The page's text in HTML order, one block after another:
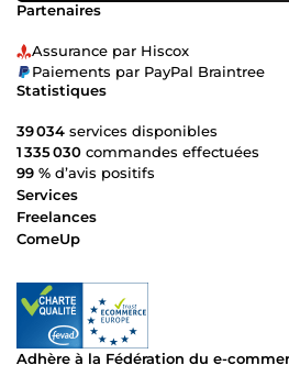
Partenaires
Assurance par Hiscox
Paiements par PayPal Braintree
Statistiques
39 034 services disponibles
1 335 030 commandes effectuées
99 % d’avis positifs
Services
Freelances
ComeUp
Adhère à la Fédération du e-